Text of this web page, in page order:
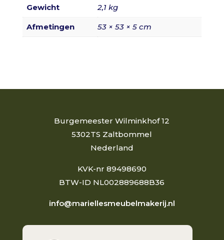
Gewicht 2,1 kg
Afmetingen 53 × 53 × 5 cm
Burgemeester Wilminkhof 12
5302TS Zaltbommel
Nederland
KVK-nr 89498690
BTW-ID NL002889688B36
info@mariellesmeubelmakerij.nl